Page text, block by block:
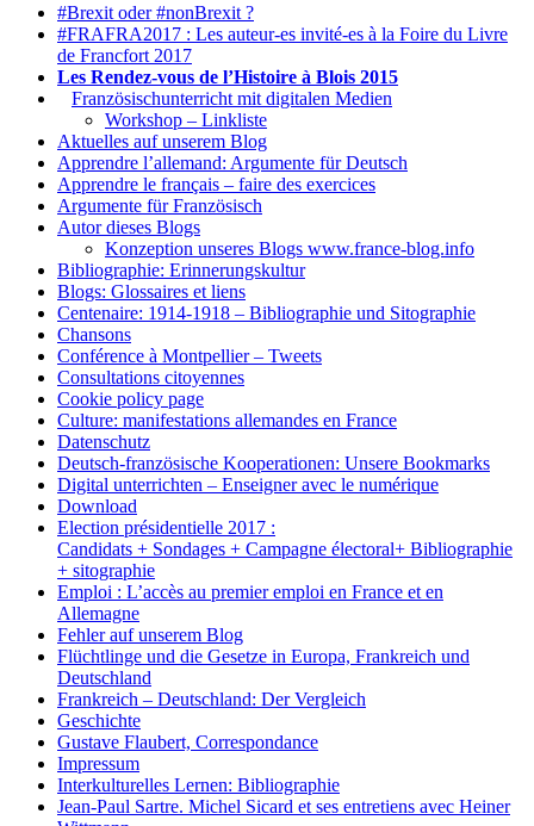
#Brexit oder #nonBrexit ?
#FRAFRA2017 : Les auteur-es invité-es à la Foire du Livre
de Francfort 2017
Les Rendez-vous de l’Histoire à Blois 2015
Französischunterricht mit digitalen Medien
Workshop – Linkliste
Aktuelles auf unserem Blog
Apprendre l’allemand: Argumente für Deutsch
Apprendre le français – faire des exercices
Argumente für Französisch
Autor dieses Blogs
Konzeption unseres Blogs www.france-blog.info
Bibliographie: Erinnerungskultur
Blogs: Glossaires et liens
Centenaire: 1914-1918 – Bibliographie und Sitographie
Chansons
Conférence à Montpellier – Tweets
Consultations citoyennes
Cookie policy page
Culture: manifestations allemandes en France
Datenschutz
Deutsch-französische Kooperationen: Unsere Bookmarks
Digital unterrichten – Enseigner avec le numérique
Download
Election présidentielle 2017 :
Candidats + Sondages + Campagne électoral+ Bibliographie
+ sitographie
Emploi : L’accès au premier emploi en France et en
Allemagne
Fehler auf unserem Blog
Flüchtlinge und die Gesetze in Europa, Frankreich und
Deutschland
Frankreich – Deutschland: Der Vergleich
Geschichte
Gustave Flaubert, Correspondance
Impressum
Interkulturelles Lernen: Bibliographie
Jean-Paul Sartre. Michel Sicard et ses entretiens avec Heiner